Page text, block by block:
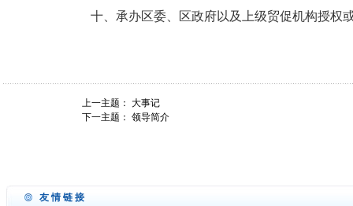
十、承办区委、区政府以及上级贸促机构授权
上一主题： 大事记
下一主题： 领导简介
友情链接